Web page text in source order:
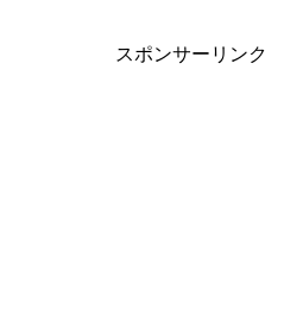
スポンサーリンク